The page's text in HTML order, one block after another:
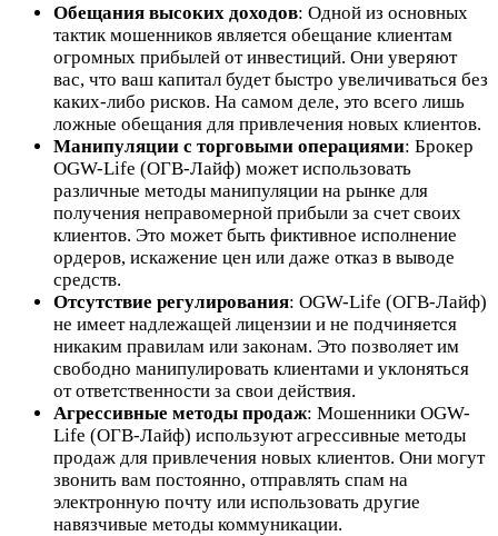
Обещания высоких доходов: Одной из основных
тактик мошенников является обещание клиентам
огромных прибылей от инвестиций. Они уверяют
вас, что ваш капитал будет быстро увеличиваться без
каких-либо рисков. На самом деле, это всего лишь
ложные обещания для привлечения новых клиентов.
Манипуляции с торговыми операциями: Брокер
OGW-Life (ОГВ-Лайф) может использовать
различные методы манипуляции на рынке для
получения неправомерной прибыли за счет своих
клиентов. Это может быть фиктивное исполнение
ордеров, искажение цен или даже отказ в выводе
средств.
Отсутствие регулирования: ОGW-Life (ОГВ-Лайф)
не имеет надлежащей лицензии и не подчиняется
никаким правилам или законам. Это позволяет им
свободно манипулировать клиентами и уклоняться
от ответственности за свои действия.
Агрессивные методы продаж: Мошенники OGW-
Life (ОГВ-Лайф) используют агрессивные методы
продаж для привлечения новых клиентов. Они могут
звонить вам постоянно, отправлять спам на
электронную почту или использовать другие
навязчивые методы коммуникации.